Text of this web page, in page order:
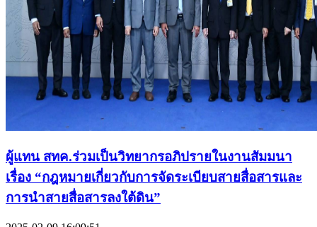
ผู้แทน สทค.ร่วมเป็นวิทยากรอภิปรายในงานสัมมนา
เรื่อง “กฎหมายเกี่ยวกับการจัดระเบียบสายสื่อสารและ
การนำสายสื่อสารลงใต้ดิน”